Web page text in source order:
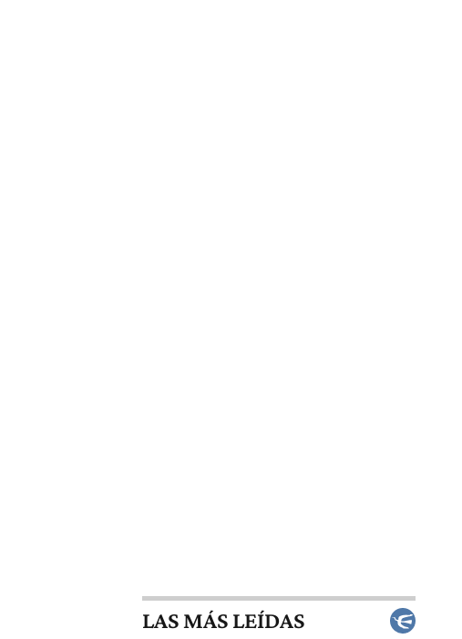
LAS MÁS LEÍDAS